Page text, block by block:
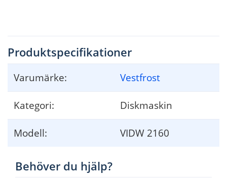
Produktspecifikationer
Varumärke: Vestfrost
Kategori: Diskmaskin
Modell: VIDW 2160
Behöver du hjälp?